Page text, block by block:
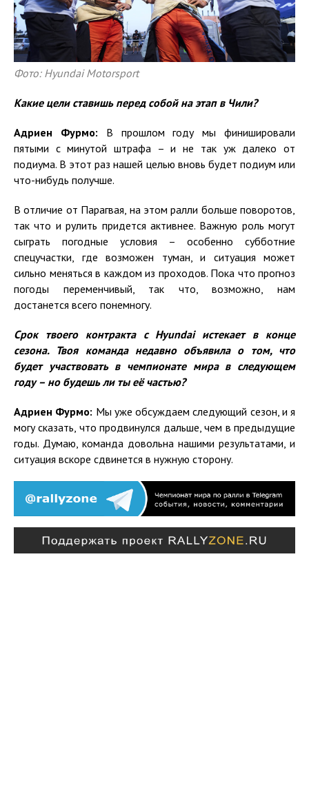
Фото: Hyundai Motorsport
Какие цели ставишь перед собой на этап в Чили?
Адриен Фурмо: В прошлом году мы финишировали
пятыми с минутой штрафа – и не так уж далеко от
подиума. В этот раз нашей целью вновь будет подиум или
что-нибудь получше.
В отличие от Парагвая, на этом ралли больше поворотов,
так что и рулить придется активнее. Важную роль могут
сыграть погодные условия – особенно субботние
спецучастки, где возможен туман, и ситуация может
сильно меняться в каждом из проходов. Пока что прогноз
погоды переменчивый, так что, возможно, нам
достанется всего понемногу.
Срок твоего контракта с Hyundaiистекает в конце
сезона. Твоя команда недавно объявила о том, что
будет участвовать в чемпионате мира в следующем
году – но будешь ли ты её частью?
Адриен Фурмо: Мы уже обсуждаем следующий сезон, и я
могу сказать, что продвинулся дальше, чем в предыдущие
годы. Думаю, команда довольна нашими результатами, и
ситуация вскоре сдвинется в нужную сторону.